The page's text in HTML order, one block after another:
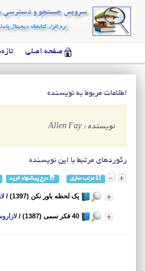
صفحه اصلی
اطلاعات مربوط به نویسنده
نویسنده : Allen Fay
رکوردهای مرتبط با این نویسنده
مرتب سازی درج پیشنهاد خرید
یک لحظه باور نکن (1397) /
40 فکر سمی (1387) /